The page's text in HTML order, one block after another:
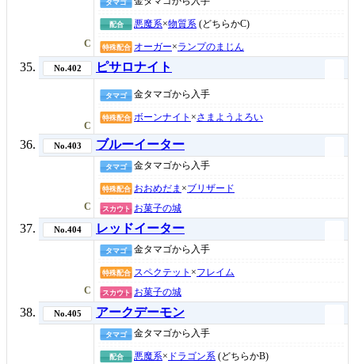
C
タマゴ
配合 悪魔系×物質系 (どちらかC)
特殊配合 オーガー×ランプのまじん
No.402 ピサロナイト
C
タマゴ 金タマゴから入手
特殊配合 ボーンナイト ×さまようよろい
No.403 ブルーイーター
C
タマゴ 金タマゴから入手
特殊配合 おおめだま ×ブリザード
スカウト お菓子の城
No.404 レッドイーター
C
タマゴ 金タマゴから入手
特殊配合 スペクテット ×フレイム
スカウト お菓子の城
No.405 アークデーモン
タマゴ 金タマゴから入手
配合 悪魔系× ドラゴン系 (どちらかB)